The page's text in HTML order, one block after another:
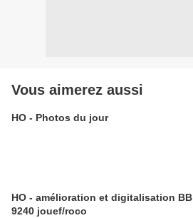
Vous aimerez aussi
HO - Photos du jour
HO - amélioration et digitalisation BB
9240 jouef/roco